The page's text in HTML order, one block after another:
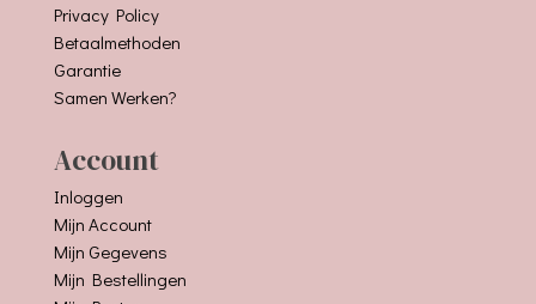
Privacy Policy
Betaalmethoden
Garantie
Samen Werken?
Account
Inloggen
Mijn Account
Mijn Gegevens
Mijn Bestellingen